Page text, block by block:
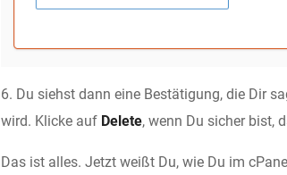
6. Du siehst dann eine Bestätigung, die Dir
wird. Klicke auf Delete, wenn Du sicher bist,
Das ist alles. Jetzt weißt Du, wie Du im